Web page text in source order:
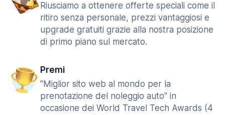
Riusciamo a ottenere offerte speciali come il
ritiro senza personale, prezzi vantaggiosi e
upgrade gratuiti grazie alla nostra posizione
di primo piano sul mercato.
Premi
"Miglior sito web al mondo per la
prenotazione del noleggio auto" in
occasione dei World Travel Tech Awards (4